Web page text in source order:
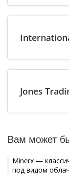
Jones
Вам может
Minerx —
под видом